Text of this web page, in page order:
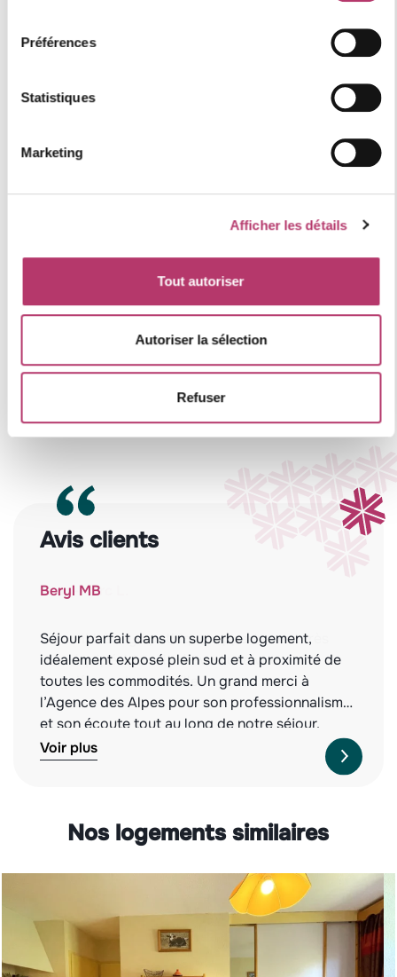
Préférences
Statistiques
Marketing
Afficher les détails
Tout autoriser
Autoriser la sélection
Refuser
exposé sont disponibles sur le site
Géorisqueshttps://www.georisques.gouv.fr.
Avis clients
Beryl MB
Séjour parfait dans un superbe logement,
idéalement exposé plein sud et à proximité de
toutes les commodités. Un grand merci à
l’Agence des Alpes pour son professionnalisme
et son écoute tout au long de notre séjour.
Nous recommandons vivement cette agence,
tant pour la qualité des biens proposés que
Voir plus
Nos logements similaires